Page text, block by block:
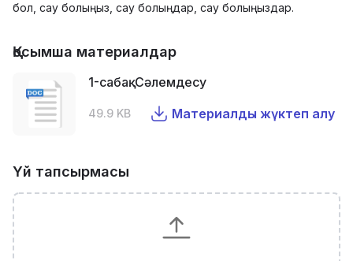
бол, сау болыңыз, сау болыңдар, сау болыңыздар.
Қосымша материалдар
1-сабақ. Сәлемдесу
49.9 KB Материалды жүктеп алу
Үй тапсырмасы